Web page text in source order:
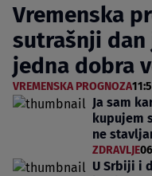
Vremenska
sutrašnji dan
jedna dobra
VREMENSKA PROGNOZA
Ja sam
kupujem
ne
ZDRAVLJE
U Srbiji i